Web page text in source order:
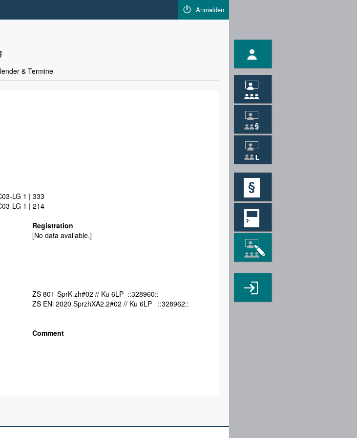
Anmelden
& Termine
LG 1 | 333
LG 1 | 214
Registration
[No data available.]
ZS 801-SprK zh#02 // Ku 6LP ::328960::
ZS ENi 2020 SprzhXA2.2#02 // Ku 6LP ::328962::
Comment